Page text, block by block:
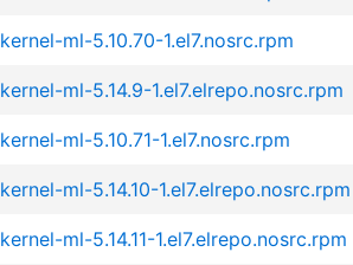
kernel-ml-5.10.70-1.el7.nosrc.rpm
kernel-ml-5.14.9-1.el7.elrepo.nosrc.rpm
kernel-ml-5.10.71-1.el7.nosrc.rpm
kernel-ml-5.14.10-1.el7.elrepo.nosrc.rpm
kernel-ml-5.14.11-1.el7.elrepo.nosrc.rpm